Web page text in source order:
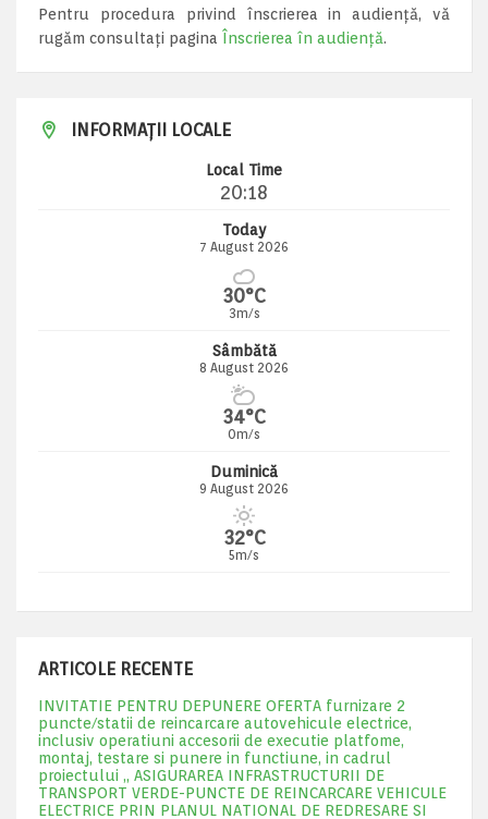
Pentru procedura privind înscrierea in audiență, vă
rugăm consultați pagina Înscrierea în audiență.
INFORMAȚII LOCALE
Local Time
20:18
Today
7 August 2026
30°C
3m/s
Sâmbătă
8 August 2026
34°C
0m/s
Duminică
9 August 2026
32°C
5m/s
ARTICOLE RECENTE
INVITATIE PENTRU DEPUNERE OFERTA furnizare 2
puncte/statii de reincarcare autovehicule electrice,
inclusiv operatiuni accesorii de executie platfome,
montaj, testare si punere in functiune, in cadrul
proiectului „ ASIGURAREA INFRASTRUCTURII DE
TRANSPORT VERDE-PUNCTE DE REINCARCARE VEHICULE
ELECTRICE PRIN PLANUL NATIONAL DE REDRESARE SI